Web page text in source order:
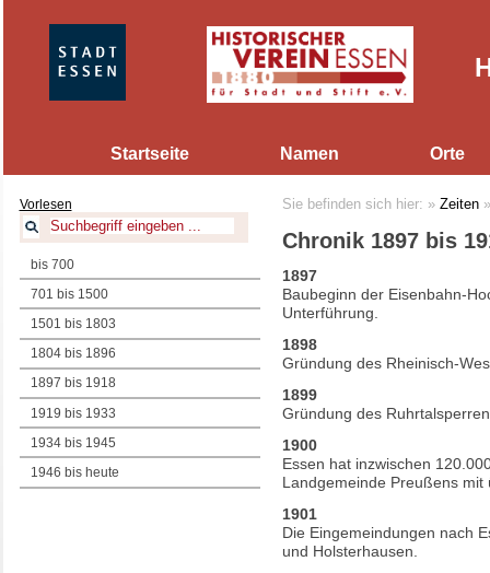
Startseite Namen Orte
Vorlesen
bis 700
701 bis 1500
1501 bis 1803
1804 bis 1896
1897 bis 1918
1919 bis 1933
1934 bis 1945
1946 bis heute
Sie befinden sich hier: » Zeiten »
Chronik 1897 bis
1897
Baubeginn der Eisenbahn-
Unterführung.
1898
Gründung des Rheinisch-
1899
Gründung des
1900
Essen hat inzwischen
Landgemeinde Preußens
1901
Die Eingemeindungen nach
und Holsterhausen.